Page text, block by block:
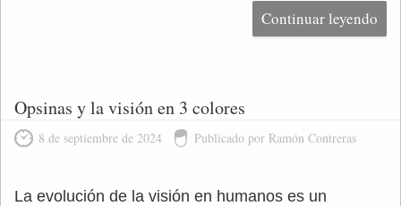
Continuar leyendo
Opsinas y la visión en 3 colores
8 de septiembre de 2024 Publicado por Ramón Contreras
La evolución de la visión en humanos es un